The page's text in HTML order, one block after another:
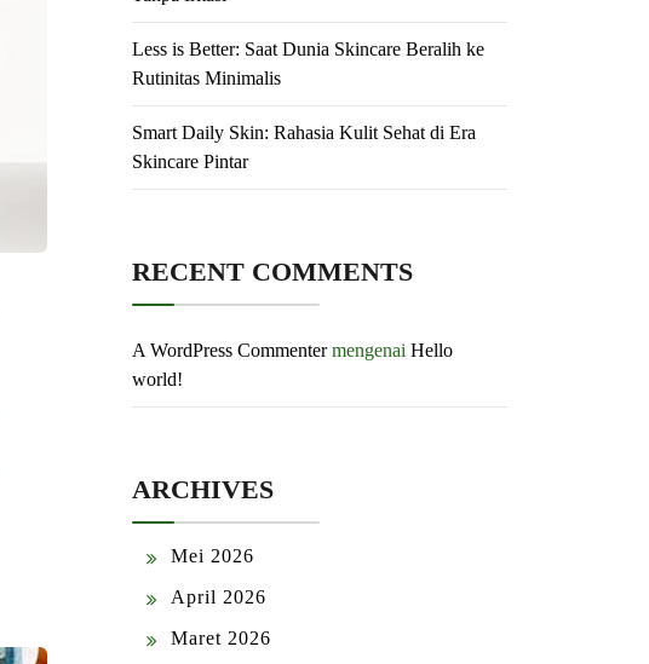
Less is Better: Saat Dunia Skincare Beralih ke
Rutinitas Minimalis
Smart Daily Skin: Rahasia Kulit Sehat di Era
Skincare Pintar
RECENT COMMENTS
A WordPress Commentermengenai Hello
world!
ARCHIVES
Mei 2026
April 2026
Maret 2026